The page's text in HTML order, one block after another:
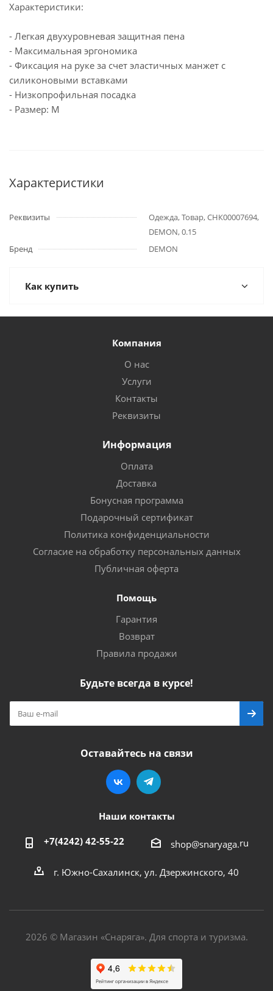
Характеристики:
- Легкая двухуровневая защитная пена
- Максимальная эргономика
- Фиксация на руке за счет эластичных манжет с
силиконовыми вставками
- Низкопрофильная посадка
- Размер: M
Характеристики
Реквизиты
Одежда, Товар, СНК00007694,
DEMON, 0.15
Бренд
DEMON
Как купить
Компания
О нас
Услуги
Контакты
Реквизиты
Информация
Оплата
Доставка
Бонусная программа
Подарочный сертификат
Политика конфиденциальности
Согласие на обработку персональных данных
Публичная оферта
Помощь
Гарантия
Возврат
Правила продажи
Будьте всегда в курсе!
Оставайтесь на связи
Наши контакты
+7(4242) 42-55-22 shop@snaryaga.ru
г. Южно-Сахалинск, ул. Дзержинского, 40
2026 © Магазин «Снаряга». Для спорта и туризма.